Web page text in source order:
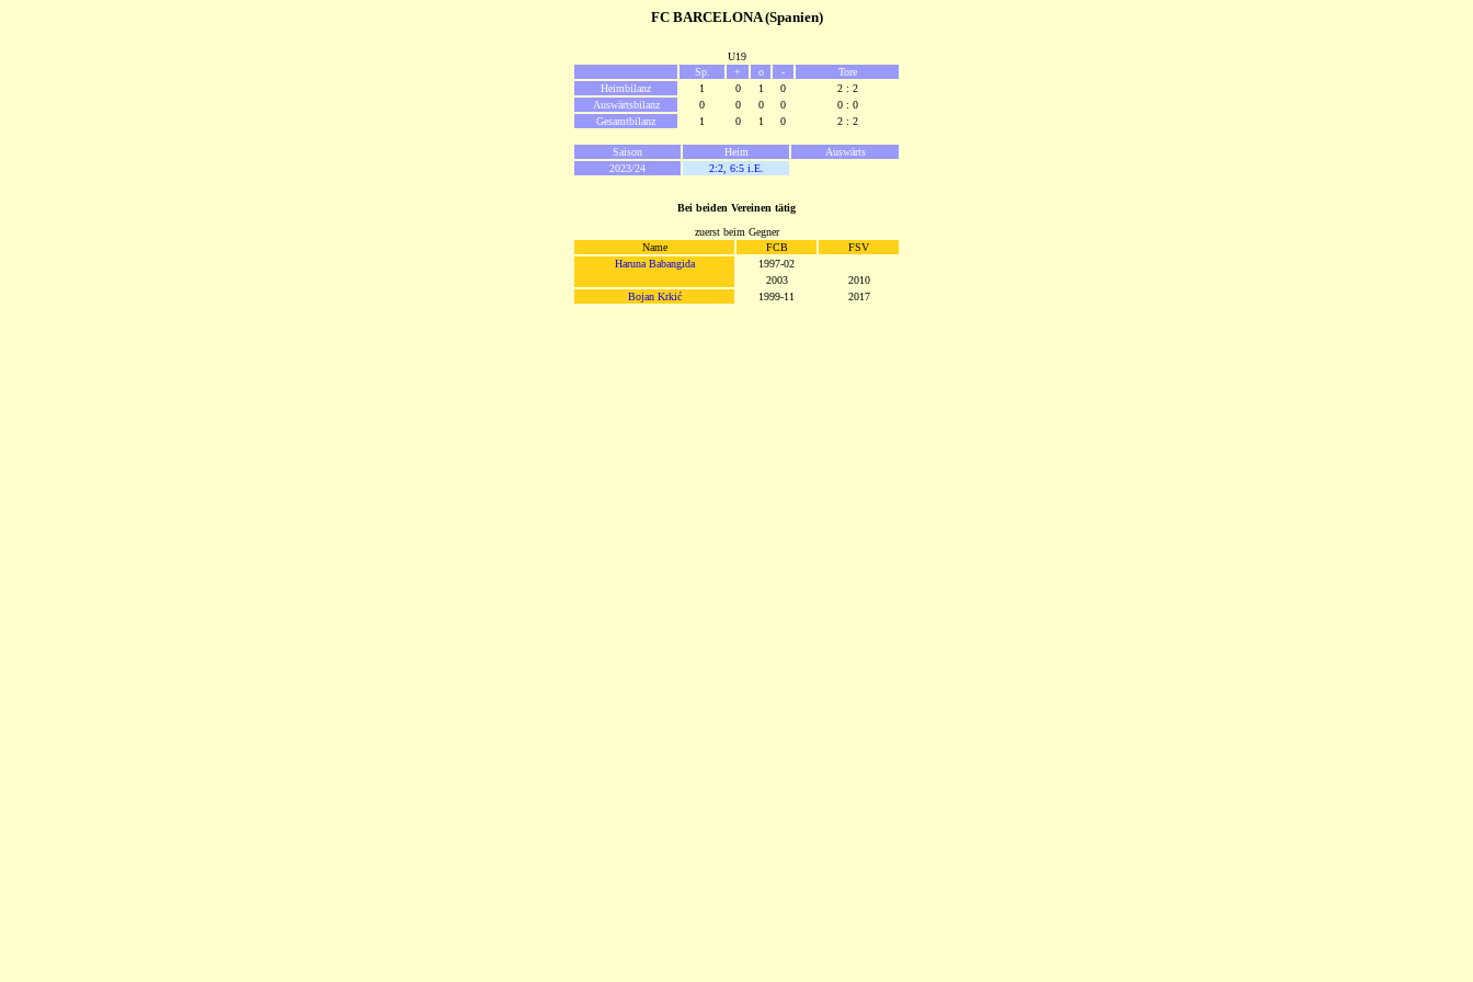
FC BARCELONA (Spanien)
U19
Sp.
+ o -
Tore
Heimbilanz
1 0 1 0
2 : 2
Auswärtsbilanz
0 0 0 0
0 : 0
Gesamtbilanz
1 0 1 0 2 : 2
Saison Heim
Auswärts
2023/24
2:2, 6:5 i.E.
Bei beiden Vereinen tätig
zuerst beim Gegner
Name
FCB
FSV
Haruna Babangida
1997-02
2003
2010
Bojan Krkić
1999-11 2017